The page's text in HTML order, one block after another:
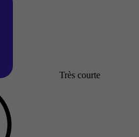
Très courte